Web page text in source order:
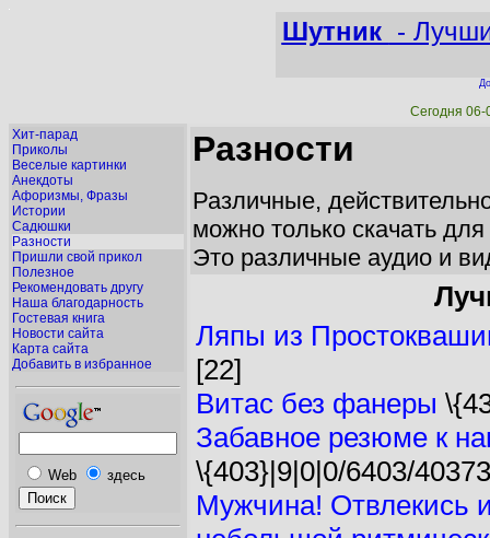
Шутник -
Сегодня 06-
Хит-парад
Приколы
Веселые картинки
Анекдоты
Афоризмы, Фразы
Истории
Садюшки
Разности
Пришли свой прикол
Полезное
Рекомендовать другу
Наша благодарность
Гостевая книга
Новости сайта
Карта сайта
Добавить в избранное
Web здесь
Разности
Различные,
можно только скачать
Это различные аудио и
Ляпы из
[22]
Витас без фанеры
Забавное резюме к
\{403}|9|0|0/6403/
Мужчина! Отвлекись